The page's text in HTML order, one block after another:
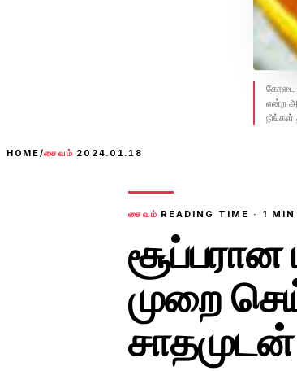
கோடை
என்ற
நீங்கள்
HOME/சைவம் 2024.01.18
சைவம் READING TIME · 1 MIN
முறை
சாதமுடன்